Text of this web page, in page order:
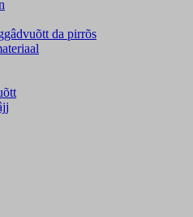
da pirrõs